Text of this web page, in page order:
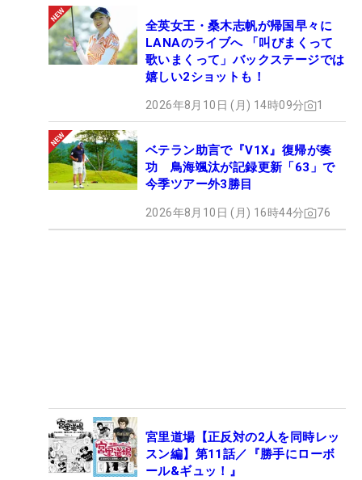
全英女王・桑木志帆が帰国早々に
LANAのライブへ 「叫びまくって
歌いまくって」バックステージでは
嬉しい2ショットも！
2026年8月10日 (月) 14時09分 1
ベテラン助言で『V1X』復帰が奏
功 鳥海颯汰が記録更新「63」で
今季ツアー外3勝目
2026年8月10日 (月) 16時44分 76
宮里道場【正反対の2人を同時レッ
スン編】第11話／『勝手にローボ
ール&ギュッ！』